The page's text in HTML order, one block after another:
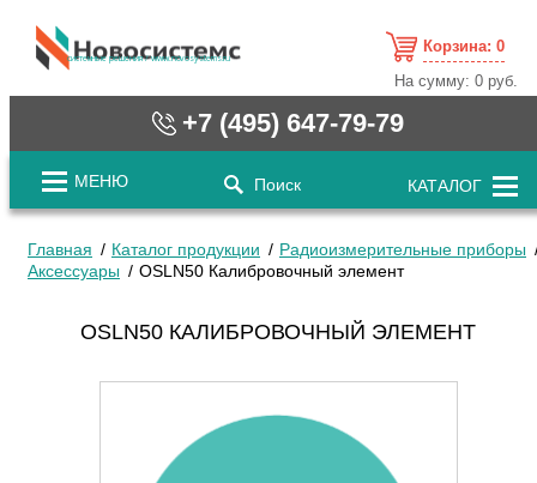
cистемные решения / www.novosystems.ru
Корзина: 0
На сумму:0 руб.
+7 (495) 647-79-79
МЕНЮ Поиск КАТАЛОГ
Главная Каталог продукции
Радиоизмерительные приборы
Аксессуары
OSLN50 Калибровочный элемент
OSLN50 КАЛИБРОВОЧНЫЙ ЭЛЕМЕНТ